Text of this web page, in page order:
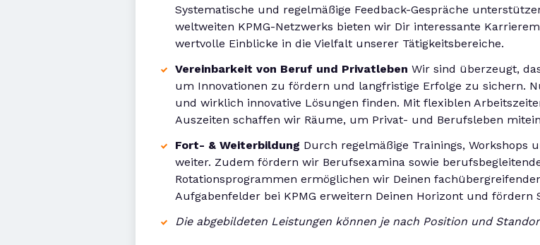
Systematische und regelmäßige Feedback-Gespräche
weltweiten KPMG-Netzwerks bieten wir Dir interessante
wertvolle Einblicke in die Vielfalt unserer Tätigkeitsbereiche.
Vereinbarkeit von Beruf und Privatleben Wir sind überzeugt,
um Innovationen zu fördern und langfristige Erfolge zu sichern.
und wirklich innovative Lösungen finden. Mit flexiblen
Auszeiten schaffen wir Räume, um Privat- und Berufsleben
Fort- & Weiterbildung Durch regelmäßige Trainings, Workshops
weiter. Zudem fördern wir Berufsexamina sowie
Rotationsprogrammen ermöglichen wir Deinen
Aufgabenfelder bei KPMG erweitern Deinen Horizont und fördern
Die abgebildeten Leistungen können je nach Position und